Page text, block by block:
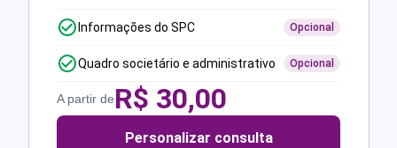
Informações do SPC Opcional
Quadro societário e administrativo Opcional
A partir deR$ 30,00
Personalizar consulta